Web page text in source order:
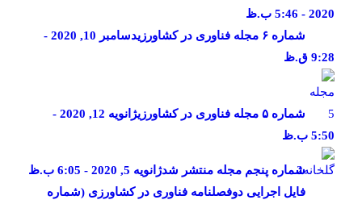
2020 - 5:46 ب.ظ
شماره ۶ مجله فناوری در کشاورزی
دسامبر 10, 2020 -
9:28 ق.ظ
شماره ۵ مجله فناوری در کشاورزی
ژانویه 12, 2020 -
5:50 ب.ظ
شماره پنجم مجله منتشر شدژانویه 5, 2020 - 6:05 ب.ظ
فایل اجرایی دوفصلنامه فناوری در کشاورزی (شماره